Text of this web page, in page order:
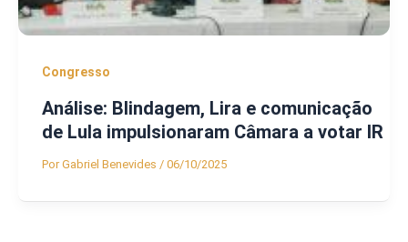
Congresso
Análise: Blindagem, Lira e comunicação
de Lula impulsionaram Câmara a votar IR
PorGabriel Benevides / 06/10/2025